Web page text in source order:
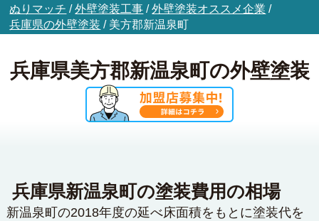
ぬりマッチ /外壁塗装工事 /外壁塗装オススメ企業 /
兵庫県の外壁塗装 / 美方郡新温泉町
兵庫県美方郡新温泉町の外壁塗装
兵庫県新温泉町の塗装費用の相場
新温泉町の2018年度の延べ床面積をもとに塗装代を